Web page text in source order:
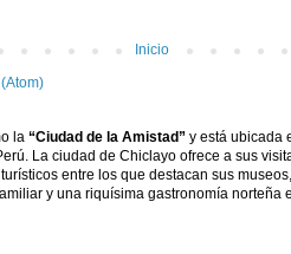
Inicio
la “Ciudad de la Amistad” y está ubicada
La ciudad de Chiclayo ofrece a sus
entre los que destacan sus
y una riquísima gastronomía norteña